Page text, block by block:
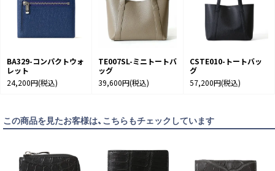
BLACK カートに入れる
BLUE カートに入れる
BA329-コンパクトウォ
レット
24,200円(税込)
TE007SL-ミニトートバ
ッグ
39,600円(税込)
CSTE010-トートバッ
グ
57,200円(税込)
この商品を見たお客様は、こちらもチェックしています